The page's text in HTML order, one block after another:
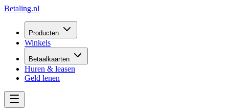
Betaling.nl
Producten
Winkels
Betaalkaarten
Huren & leasen
Geld lenen